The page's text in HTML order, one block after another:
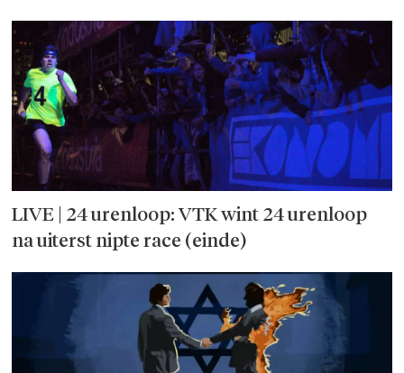
LIVE | 24 uren­loop: VTK wint 24 uren­loop
na uiterst nipte race (einde)